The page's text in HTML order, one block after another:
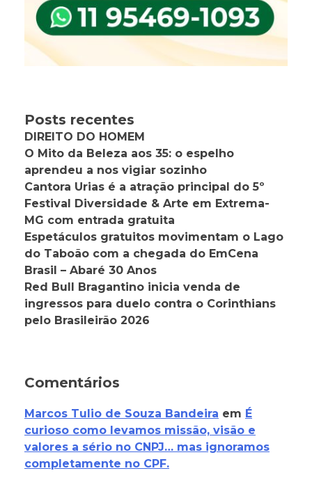
Posts recentes
DIREITO DO HOMEM
O Mito da Beleza aos 35: o espelho
aprendeu a nos vigiar sozinho
Cantora Urias é a atração principal do 5º
Festival Diversidade & Arte em Extrema-
MG com entrada gratuita
Espetáculos gratuitos movimentam o Lago
do Taboão com a chegada do EmCena
Brasil – Abaré 30 Anos
Red Bull Bragantino inicia venda de
ingressos para duelo contra o Corinthians
pelo Brasileirão 2026
Comentários
Marcos Tulio de Souza Bandeira em É
curioso como levamos missão, visão e
valores a sério no CNPJ… mas ignoramos
completamente no CPF.